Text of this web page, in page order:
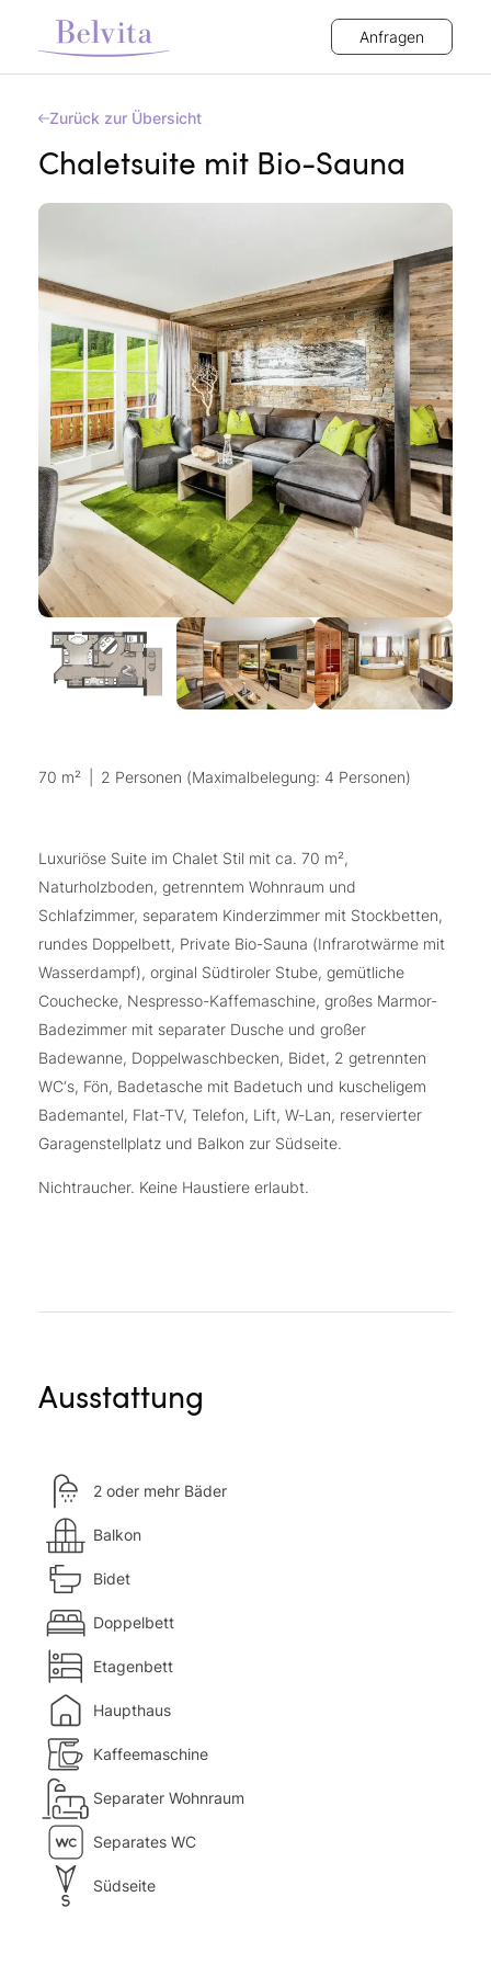
Anfragen
Zurück zur Übersicht
Chaletsuite mit Bio-Sauna
70 m² 2 Personen (Maximalbelegung: 4 Personen)
Luxuriöse Suite im Chalet Stil mit ca. 70 m²,
Naturholzboden, getrenntem Wohnraum und
Schlafzimmer, separatem Kinderzimmer mit Stockbetten,
rundes Doppelbett, Private Bio-Sauna (Infrarotwärme mit
Wasserdampf), orginal Südtiroler Stube, gemütliche
Couchecke, Nespresso-Kaffemaschine, großes Marmor-
Badezimmer mit separater Dusche und großer
Badewanne, Doppelwaschbecken, Bidet, 2 getrennten
WC‘s, Fön, Badetasche mit Badetuch und kuscheligem
Bademantel, Flat-TV, Telefon, Lift, W-Lan, reservierter
Garagenstellplatz und Balkon zur Südseite.
Nichtraucher. Keine Haustiere erlaubt.
Ausstattung
2 oder mehr Bäder
Balkon
Bidet
Doppelbett
Etagenbett
Haupthaus
Kaffeemaschine
Separater Wohnraum
Separates WC
Südseite